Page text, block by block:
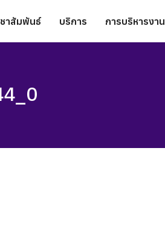
าสัมพันธ์ บริการ การบริหารงาน